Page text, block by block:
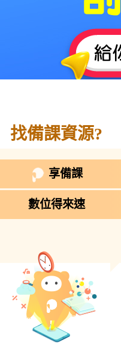
找備課資源?
享備課
數位得來速